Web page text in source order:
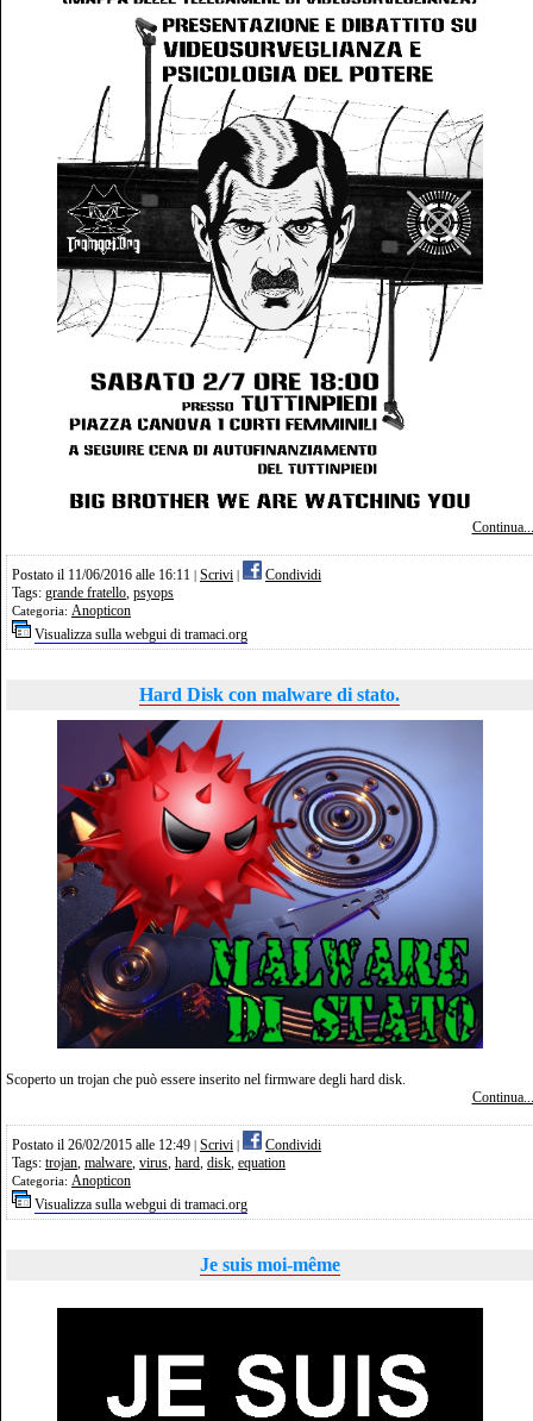
Continua...
Postato il 11/06/2016 alle 16:11 Scrivi
Condividi
Tags: grande fratello, psyops
Categoria: Anopticon
Visualizza sulla webgui di tramaci.org
Hard Disk con malware di stato.
Scoperto un trojan che può essere inserito nel firmware degli hard disk.
Continua...
Postato il 26/02/2015 alle 12:49 Scrivi
Condividi
Tags: trojan, malware, virus, hard, disk, equation
Categoria: Anopticon
Visualizza sulla webgui di tramaci.org
Je suis moi-même